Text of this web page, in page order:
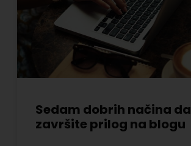
Sedam dobrih načina da
završite prilog na blogu